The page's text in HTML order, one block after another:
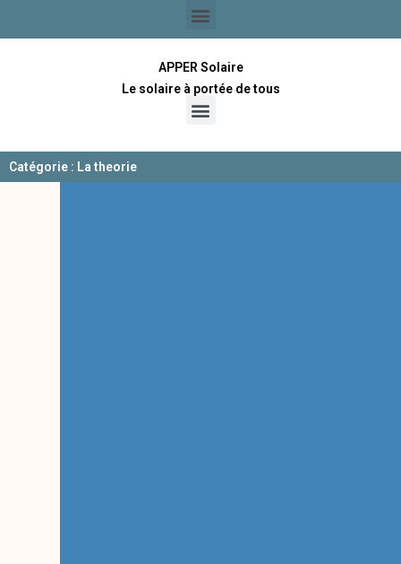
APPER Solaire
Le solaire à portée de tous
Catégorie : La theorie